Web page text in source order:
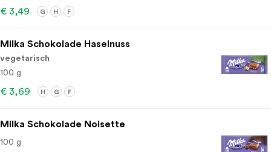
€ 3,49 G H F
Milka Schokolade Haselnuss
vegetarisch
100 g
€ 3,69 H G F
Milka Schokolade Noisette
100 g